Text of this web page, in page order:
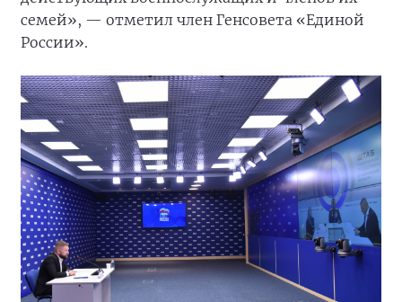
семей», — отметил член Генсовета «Единой
России».